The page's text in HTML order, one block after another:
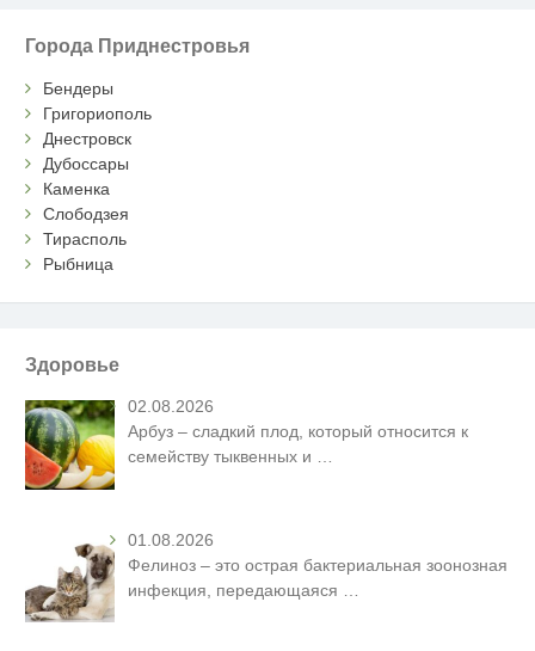
Города Приднестровья
Бендеры
Григориополь
Днестровск
Дубоссары
Каменка
Слободзея
Тирасполь
Рыбница
Здоровье
02.08.2026
Арбуз – сладкий плод, который относится к
семейству тыквенных и …
01.08.2026
Фелиноз – это острая бактериальная зоонозная
инфекция, передающаяся